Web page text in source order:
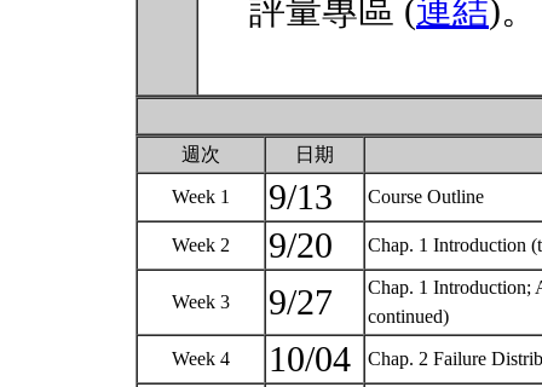
評量專區 (連結)。
週次 日期
Week 1 9/13 Course Outline
Week 2 9/20 Chap. 1 Introduction
Week 3 9/27
Chap. 1 Introduction;
continued)
Week 4 10/04 Chap. 2 Failure